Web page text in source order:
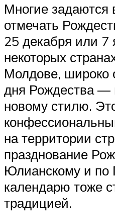
Многие задаются
отмечать
25 декабря или 7
некоторых
Молдове, широко
дня Рождества —
новому стилю.
на территории
празднование
Юлианскому и по
календарю тоже
традицией.